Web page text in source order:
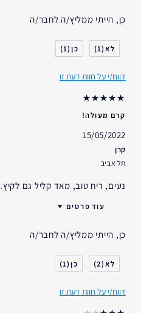
סוג העור
דאגות העור
אני משתמש/ת באסתי לאודר
כן, הייתי ממליץ/ה לחבר/ה
1
1
דווח/י על חוות דעת זו
קרם מעולה!
15/05/2022
קרן
תל אביב
נעים, ריח טוב, מאד קליל גם לקיץ.
עוד פרטים
סוג העור
דאגות העור
אני משתמש/ת באסתי לאודר
כן, הייתי ממליץ/ה לחבר/ה
2
1
דווח/י על חוות דעת זו